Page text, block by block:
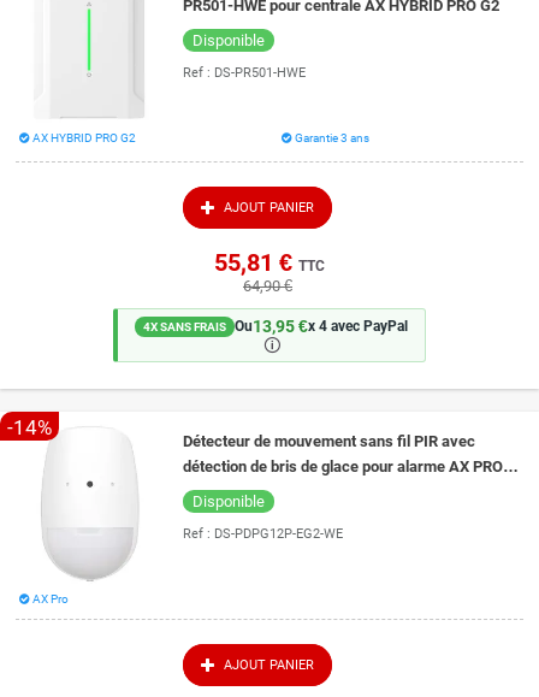
PR501-HWE pour centrale AX HYBRID PRO G2
Disponible
Ref : DS-PR501-HWE
AX HYBRID PRO G2 Garantie 3 ans
AJOUT PANIER
55,81 € TTC
64,90 €
4X SANS FRAIS Ou13,95 €x 4 avec PayPal
🛈
-14%
Détecteur de mouvement sans fil PIR avec
détection de bris de glace pour alarme AX PRO
Hikvision DS-PDPG12P-EG2-WE
Disponible
Ref : DS-PDPG12P-EG2-WE
AX Pro
AJOUT PANIER